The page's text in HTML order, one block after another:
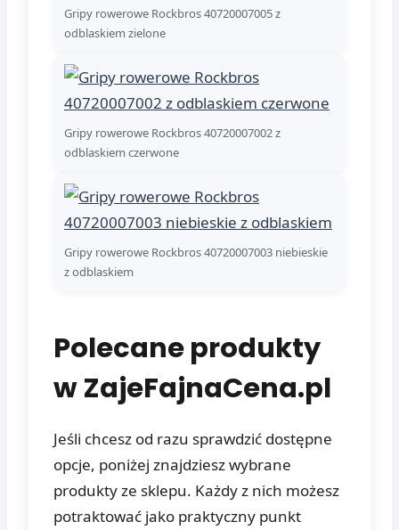
Gripy rowerowe Rockbros 40720007005 z
odblaskiem zielone
Gripy rowerowe Rockbros 40720007002 z
odblaskiem czerwone
Gripy rowerowe Rockbros 40720007003 niebieskie
z odblaskiem
Polecane produkty
w ZajeFajnaCena.pl
Jeśli chcesz od razu sprawdzić dostępne
opcje, poniżej znajdziesz wybrane
produkty ze sklepu. Każdy z nich możesz
potraktować jako praktyczny punkt